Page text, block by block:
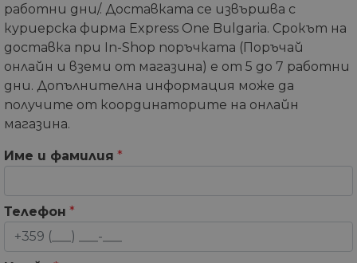
работни дни/. Доставката се извършва с
куриерска фирма Express One Bulgaria. Срокът на
доставка при In-Shop поръчката (Поръчай
онлайн и вземи от магазина) е от 5 до 7 работни
дни. Допълнителна информация може да
получите от координаторите на онлайн
магазина.
Име и фамилия *
Телефон *